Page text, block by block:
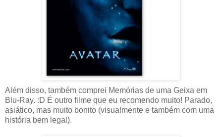
Além disso, também comprei Memórias de uma Geixa em
Blu-Ray. :D É outro filme que eu recomendo muito! Parado,
asiático, mas muito bonito (visualmente e também com uma
história bem legal).